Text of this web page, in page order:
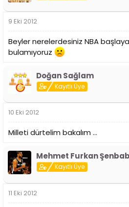
9 Eki 2012
Beyler nerelerdesiniz NBA
bulamıyoruz
Doğan Sağlam
Kayıtlı Üye
10 Eki 2012
Milleti dürtelim bakalım ...
Mehmet Furkan
Kayıtlı Üye
11 Eki 2012